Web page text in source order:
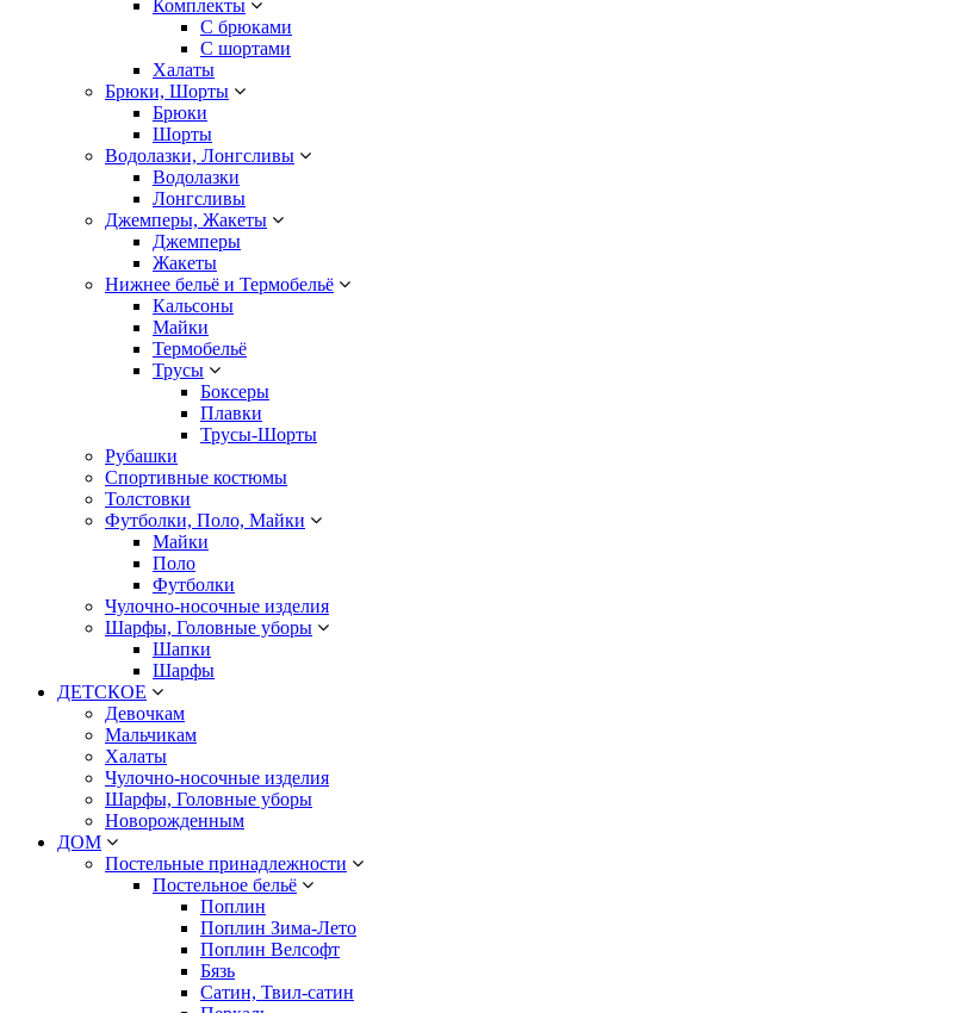
Комплекты
С брюками
С шортами
Халаты
Брюки, Шорты
Брюки
Шорты
Водолазки, Лонгсливы
Водолазки
Лонгсливы
Джемперы, Жакеты
Джемперы
Жакеты
Нижнее бельё и Термобельё
Кальсоны
Майки
Термобельё
Трусы
Боксеры
Плавки
Трусы-Шорты
Рубашки
Спортивные костюмы
Толстовки
Футболки, Поло, Майки
Майки
Поло
Футболки
Чулочно-носочные изделия
Шарфы, Головные уборы
Шапки
Шарфы
ДЕТСКОЕ
Девочкам
Мальчикам
Халаты
Чулочно-носочные изделия
Шарфы, Головные уборы
Новорожденным
ДОМ
Постельные принадлежности
Постельное бельё
Поплин
Поплин Зима-Лето
Поплин Велсофт
Бязь
Сатин, Твил-сатин